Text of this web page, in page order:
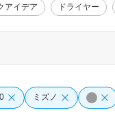
アイデア ドライヤー
ミズノ